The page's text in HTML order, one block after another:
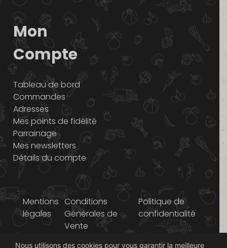
Mon
Compte
Tableau de bord
Commandes
Adresses
Mes points de fidélité
Parrainage
Mes newsletters
Détails du compte
Mentions
légales
Conditions
Générales de
Vente
Politique de
confidentialité
Nous utilisons des cookies pour vous garantir la meilleure